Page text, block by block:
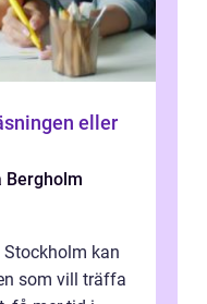
eller
Bergholm
kan
som vill träffa